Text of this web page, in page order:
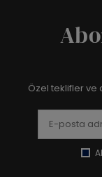
Özel teklifler ve